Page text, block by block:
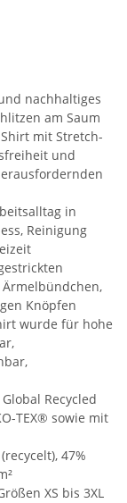
nachhaltiges
am Saum
mit Stretch-
und
in
Reinigung
Knöpfen
wurde für hohe
Recycled
TEX® sowie mit
47%
XS bis 3XL